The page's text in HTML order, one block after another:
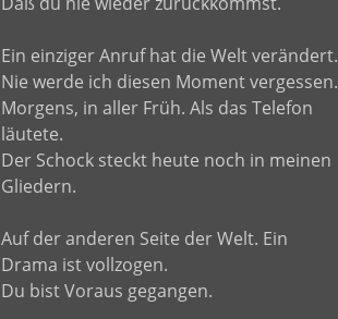
Ein einziger Anruf hat die Welt verändert.
Nie werde ich diesen Moment vergessen.
Morgens, in aller Früh. Als das Telefon
läutete.
Der Schock steckt heute noch in meinen
Gliedern.
Auf der anderen Seite der Welt. Ein
Drama ist vollzogen.
Du bist Voraus gegangen.